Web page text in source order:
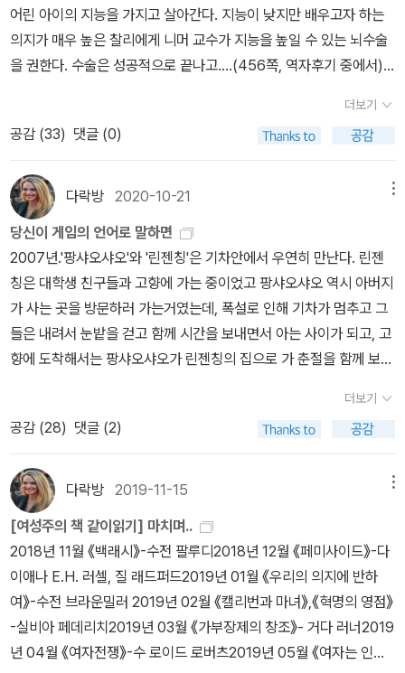
나라는 몇십년만에 흔적없이 사라지는 것으로 설정되어 있다. 시녀가
남긴 기록이 후대에 발견되지만 그 진위조차 의심받는다. 1938년생
인 작가는 2차 세계대전 속에서, 히틀러 치하의 독일처럼 모든 분명
있다는 것을 체험하며 자랐다고 하는데 바로 그러한 체험이 이런 설
정의 배경이 된 것 같다.작가의 말을 하나 더 빌려오자면, 분명 미래사
회 소설로 읽히고 있음에도 불구하고 '역사상 없었던 일은 넣지 않는
다'는 원칙을 가지고 이 소설을 썼다고 한다. 정말 오싹한 일이다.
어린 아이의 지능을 가지고 살아간다. 지능이 낮지만 배우고자 하는
의지가 매우 높은 찰리에게 니머 교수가 지능을 높일 수 있는 뇌수술
을 권한다. 수술은 성공적으로 끝나고....(456쪽, 역자후기 중에서)
고 지능을 높일 수 있다면 어떤 일이 벌어질 것인가에 대한 의문에서
출발한 작품이다. 작품이 쓰여진 1950~60년대는 생의학의 눈부신
발전으로 윤리의식이 결여된 많은 실험이 실시되던 시기였다. 미국에
서 행해진 이러한 실험의 비윤리성에 대한 정보는 여러 소설이나 칼
럼, 책을 통해 자주 접해 보았던 터라 관심있는 주제이기도 해서요즘
같이 책 읽기가 힘든 시간을 슬기롭게 넘어가는데 도움이 되지 않을
까 하는 기대를 갖고 도서관에서 빌려왔다.요즘처럼 무지막지한 더운
여름엔 책이 안 읽혔던가? 원래 책은 더워서 더 읽히고 추워서 더 잘
읽히고... 그런거 아녔던가 잠시 반문해보았다. 아무튼 책이 너무 안
읽혀. 이거 잡았다 저거 잡았다 방황하고 있다. ㅠㅠ방에서 읽었다 거
실에서 읽었다... 이 방, 저 방 방황하다 2층 아들방 보고 열나서 다시
내려오고...책을 읽고 있었는데 금방 딴 짓하고 딴 생각하고 있는 내
자신을 자주 접하게 된다. 날이 너무 더우니 혼자 있어도 에어컨을 빵
않아서 온도를 더 낮췄다. 에구구야... 그래도 책이 머리에 안들어오려
고 버티길래, 그리고 직장 근처로 이사 나갔다 8개월여 만에 다시 집
으로 컴백한 아들램 출근룩 사러 이천 프리미엄 아울렛 갔다왔다. 돈
쓰러 다니니 시간 금방 가고 좋았다. 아들이 나가 있는 사이에 허리 사
이즈가 10센티가 넘게 줄었다(개고생 생고생 했나보다. 밥 좋아하는
아들인데...). 옷 사다 입히니 이제야 옷태가 좀 나서 돈 쓴 보람이 있
다. 부디 그 몸무게, 사이즈 유지 잘하길 바라는데 이 더위에도 아침부
터 육개장에 말아 밥 한그릇 뚝딱 해치우고, 특히 저녁엔 밥을 먹어도
더보기
공감 (33) 댓글 (0)
다락방 2020-10-21
당신이 게임의 언어로 말하면
2007년.'팡샤오샤오'와 '린젠칭'은 기차안에서 우연히 만난다. 린젠
칭은 대학생 친구들과 고향에 가는 중이었고 팡샤오샤오 역시 아버지
가 사는 곳을 방문하러 가는거였는데, 폭설로 인해 기차가 멈추고 그
들은 내려서 눈밭을 걷고 함께 시간을 보내면서 아는 사이가 되고, 고
향에 도착해서는 팡샤오샤오가 린젠칭의 집으로 가 춘절을 함께 보내
은 친구가 되는데 린젠칭은 친구로 지내는동안 팡샤오샤오의 애인이
여러차례 바뀌는 것을 보게된다. 팡샤오샤오는 베이징에서 정착하고
싶었고, 그건 혼자만의 힘으로 되지 않는 것이었기에 안정적인 직업
과 돈 있는 남자들을 애인으로 사귀어 왔던 것. 그러나 좋은 직업의 남
자는 집에서 팡샤오샤오를 반대하고, 팡샤오샤오에게 물질적으로 잘
해줄 것 같았던 남자는 유부남이었다. 팡샤오샤오의 연애는 뜻대로
되지 않고 린젠칭과 팡샤오샤오 모두 베이징에서 제대로 자리잡지 못
한채, 서로에게 힘을 주고 우정을 나누다가 연인이 된다. 그렇게 이 가
난한 연인의 사랑은 시작된다.나이대도 비슷하고, 젊었으나, 자리 잡
지 못하고 늘 가난한 상태로 함께 사는건 쉽지 않았다. 가난은 이들을
휘청거리게 했다. 팡샤오샤오가 좋은 집에서 살고 싶었던 것, 베이징
더보기
공감 (28) 댓글 (2)
다락방 2019-11-15
[여성주의 책 같이읽기] 마치며..
2018년 11월 《백래시》-수전 팔루디2018년 12월 《페미사이드》-다
이애나 E.H. 러셀, 질 래드퍼드2019년 01월 《우리의 의지에 반하
여》-수전 브라운밀러 2019년 02월 《캘리번과 마녀》,《혁명의 영점》
-실비아 페데리치2019년 03월 《가부장제의 창조》- 거다 러너2019
년 04월 《여자전쟁》-수 로이드 로버츠2019년 05월 《여자는 인질